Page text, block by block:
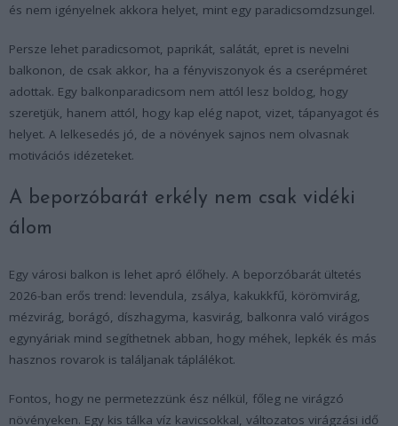
és nem igényelnek akkora helyet, mint egy paradicsomdzsungel.
Persze lehet paradicsomot, paprikát, salátát, epret is nevelni
balkonon, de csak akkor, ha a fényviszonyok és a cserépméret
adottak. Egy balkonparadicsom nem attól lesz boldog, hogy
szeretjük, hanem attól, hogy kap elég napot, vizet, tápanyagot és
helyet. A lelkesedés jó, de a növények sajnos nem olvasnak
motivációs idézeteket.
A beporzóbarát erkély nem csak vidéki
álom
Egy városi balkon is lehet apró élőhely. A beporzóbarát ültetés
2026-ban erős trend: levendula, zsálya, kakukkfű, körömvirág,
mézvirág, borágó, díszhagyma, kasvirág, balkonra való virágos
egynyáriak mind segíthetnek abban, hogy méhek, lepkék és más
hasznos rovarok is találjanak táplálékot.
Fontos, hogy ne permetezzünk ész nélkül, főleg ne virágzó
növényeken. Egy kis tálka víz kavicsokkal, változatos virágzási idő